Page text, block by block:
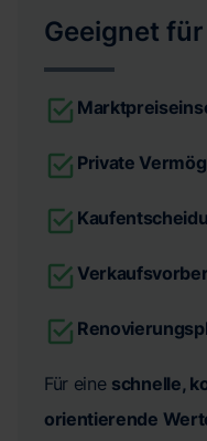
Geeignet für
Private
Für eine schnelle,
orientierende